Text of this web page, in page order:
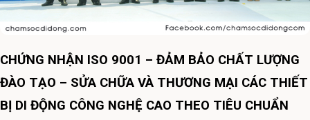
CHỨNG NHẬN ISO 9001 – ĐẢM BẢO CHẤT LƯỢNG
ĐÀO TẠO – SỬA CHỮA VÀ THƯƠNG MẠI CÁC THIẾT
BỊ DI ĐỘNG CÔNG NGHỆ CAO THEO TIÊU CHUẨN